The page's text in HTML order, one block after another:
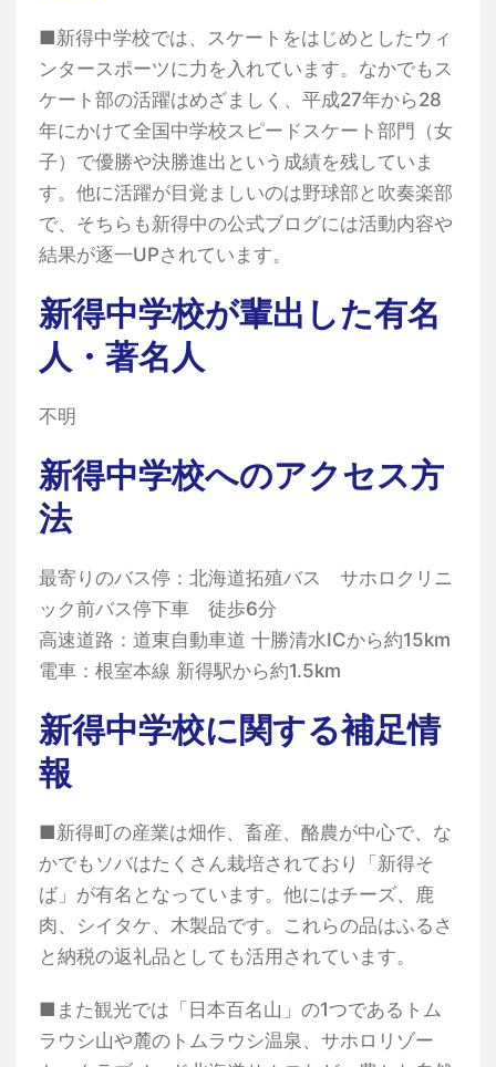
■新得中学校では、スケートをはじめとしたウィ
ンタースポーツに力を入れています。なかでもス
ケート部の活躍はめざましく、平成27年から28
年にかけて全国中学校スピードスケート部門（女
子）で優勝や決勝進出という成績を残していま
す。他に活躍が目覚ましいのは野球部と吹奏楽部
で、そちらも新得中の公式ブログには活動内容や
結果が逐一UPされています。
新得中学校が輩出した有名
人・著名人
不明
新得中学校へのアクセス方
法
最寄りのバス停：北海道拓殖バス サホロクリニ
ック前バス停下車 徒歩6分
高速道路：道東自動車道 十勝清水ICから約15km
電車：根室本線 新得駅から約1.5km
新得中学校に関する補足情
報
■新得町の産業は畑作、畜産、酪農が中心で、な
かでもソバはたくさん栽培されており「新得そ
ば」が有名となっています。他にはチーズ、鹿
肉、シイタケ、木製品です。これらの品はふるさ
と納税の返礼品としても活用されています。
■また観光では「日本百名山」の1つであるトム
ラウシ山や麓のトムラウシ温泉、サホロリゾー